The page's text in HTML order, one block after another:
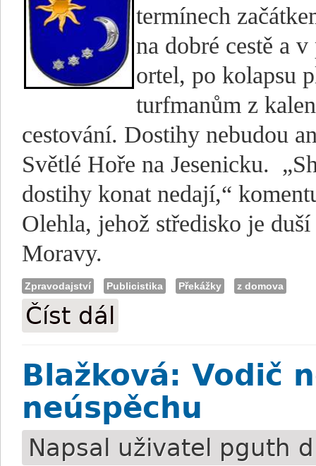
termínech
na dobré cestě a
ortel, po kolapsu
turfmanům z
cestování. Dostihy nebudou
Světlé Hoře na Jesenicku.
dostihy konat nedají,“
Olehla, jehož středisko je
Moravy.
Zpravodajství Publicistika Překážky z domova
Číst dál
Blažková: Vodič
neúspěchu
Napsal uživatel pguth